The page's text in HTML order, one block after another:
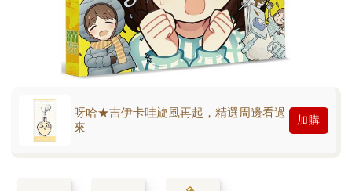
呀哈★吉伊卡哇旋風再起，精選周邊看過
來
加購